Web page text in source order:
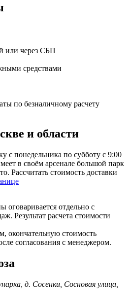
или через СБП
средствами
по безналичному расчету
и области
с понедельника по субботу с 9:00
в своём арсенале большой парк
Рассчитать стоимость доставки
оговаривается отдельно с
Результат расчета стоимости
окончательную стоимость
согласования с менеджером.
д. Сосенки, Сосновая улица,